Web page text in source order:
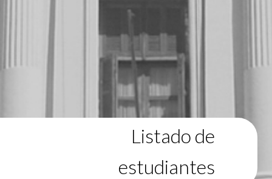
Listado de
estudiantes